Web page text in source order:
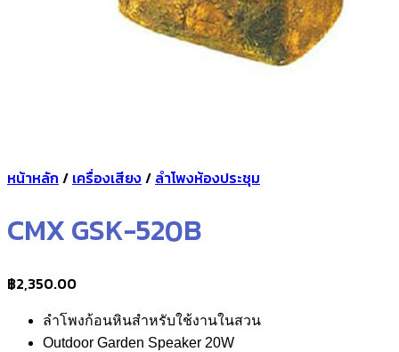
หน้าหลัก / เครื่องเสียง/ ลำโพงห้องประชุม
CMX GSK-520B
฿2,350.00
ลำโพงก้อนหินสำหรับใช้งานในสวน
Outdoor Garden Speaker 20W